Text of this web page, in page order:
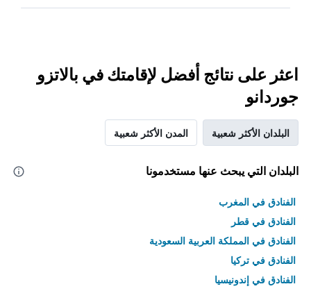
اعثر على نتائج أفضل لإقامتك في بالاتزو
جوردانو
البلدان الأكثر شعبية المدن الأكثر شعبية
البلدان التي يبحث عنها مستخدمونا
الفنادق في المغرب
الفنادق في قطر
الفنادق في المملكة العربية السعودية
الفنادق في تركيا
الفنادق في إندونيسيا